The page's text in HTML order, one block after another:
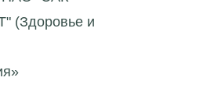
(Здоровье и